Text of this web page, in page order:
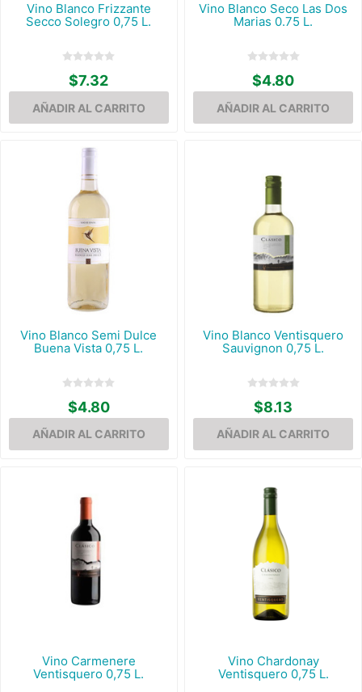
Vino Blanco Frizzante
Secco Solegro 0,75 L.
$7.32
Vino Blanco Seco Las Dos
Marias 0.75 L.
$4.80
Vino Blanco Semi Dulce
Buena Vista 0,75 L.
$4.80
Vino Blanco Ventisquero
Sauvignon 0,75 L.
$8.13
Vino Carmenere
Ventisquero 0,75 L.
Vino Chardonay
Ventisquero 0,75 L.